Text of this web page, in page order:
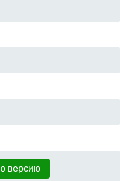
версию